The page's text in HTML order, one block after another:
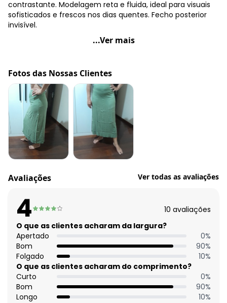
contrastante. Modelagem reta e fluida, ideal para visuais
sofisticados e frescos nos dias quentes. Fecho posterior
invisível.
Quintess - Saia Midi Verde Oliva em Viscose Plana
Modelagem: Solto
Forro: Sem forro
Cintura: Alta
Tecido: Viscose plana
Composição: 97% viscose 3% elastano
Histórico de preços
O preço apresentado abaixo é o menor oferecido em
algum dia do mês, para o menor tamanho disponível.
julho/2026 N/D*
junho/2026 N/D*
abril/2026 N/D*
março/2026 N/D*
fevereiro/2026
...Ver mais
Fotos das Nossas Clientes
Avaliações Ver todas as avaliações
4 10 avaliações
O que as clientes acharam da largura?
Apertado
0%
Bom
90%
Folgado
10%
O que as clientes acharam do comprimento?
Curto
0%
Bom
90%
Longo
10%